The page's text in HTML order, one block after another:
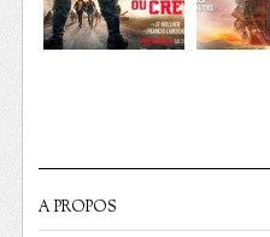
A PROPOS